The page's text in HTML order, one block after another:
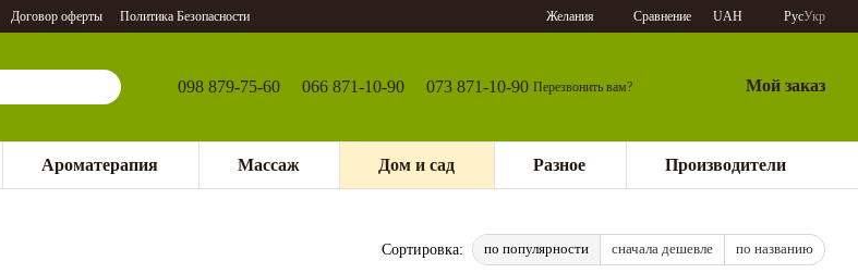
Договор оферты Политика Безопасности Желания Сравнение UAH РусУкр
098 879-75-60 066 871-10-90 073 871-10-90 Перезвонить вам? Мой заказ
Ароматерапия Массаж Дом и сад Разное Производители
Сортировка: по популярности сначала дешевле по названию